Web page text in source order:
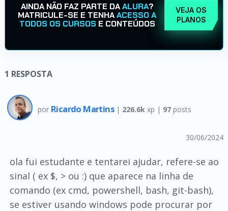
AINDA NÃO FAZ PARTE DAALURA?
MATRICULE-SE E TENHAACESSO A
TODOS OS CURSOS E CONTEÚDOS
VEJA OS
PLANOS
1 RESPOSTA
por Ricardo Martins | 226.6k xp | 97 posts
30/06/2024
ola fui estudante e tentarei ajudar, refere-se ao
sinal ( ex $, > ou :) que aparece na linha de
comando (ex cmd, powershell, bash, git-bash),
se estiver usando windows pode procurar por